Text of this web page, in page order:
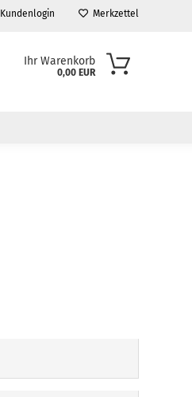
Kundenlogin Merkzettel
Ihr Warenkorb
0,00 EUR